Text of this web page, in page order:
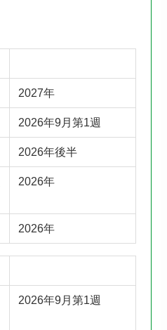
2027年
2026年9月第1週
2026年後半
2026年
2026年
2026年9月第1週